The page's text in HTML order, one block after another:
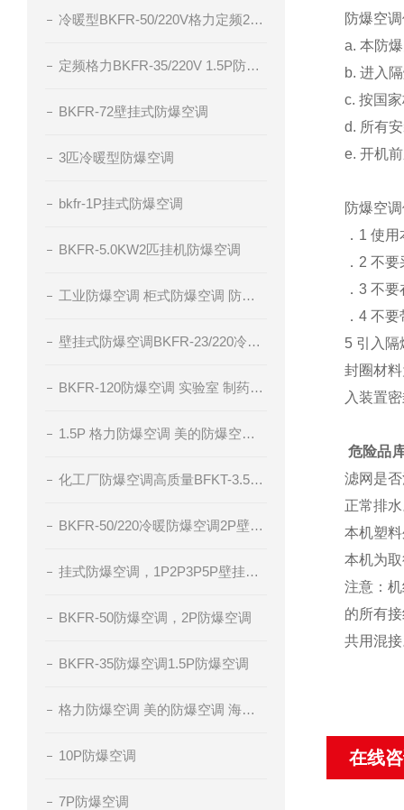
冷暖型BKFR-50/220V格力定频2匹防爆空调
定频格力BKFR-35/220V 1.5P防爆空调
BKFR-72壁挂式防爆空调
3匹冷暖型防爆空调
bkfr-1P挂式防爆空调
BKFR-5.0KW2匹挂机防爆空调
工业防爆空调 柜式防爆空调 防爆空调厂家 腾轩BKFR防爆空调
壁挂式防爆空调BKFR-23/220冷暖型防爆空调
BKFR-120防爆空调 实验室 制药厂 化工厂
1.5P 格力防爆空调 美的防爆空调 海尔防爆空调
化工厂防爆空调高质量BFKT-3.5系列
BKFR-50/220冷暖防爆空调2P壁挂式防爆空调
挂式防爆空调，1P2P3P5P壁挂分体式空调，冷暖防爆空调，腾轩防爆
BKFR-50防爆空调，2P防爆空调
BKFR-35防爆空调1.5P防爆空调
格力防爆空调 美的防爆空调 海尔防爆空调 厂家直销
10P防爆空调
7P防爆空调
防爆空
a. 本防
b. 进入
c. 按国
d. 所有
e. 开机
防爆空
．1 使
．2 不
．3 不
．4 不
5 引入
封圈材
入装置
危险品
滤网是
正常排
本机塑
本机为
注意：
的所有
共用混
在线